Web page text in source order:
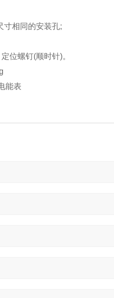
相同的安装孔;
位螺钉(顺时针)。
能表